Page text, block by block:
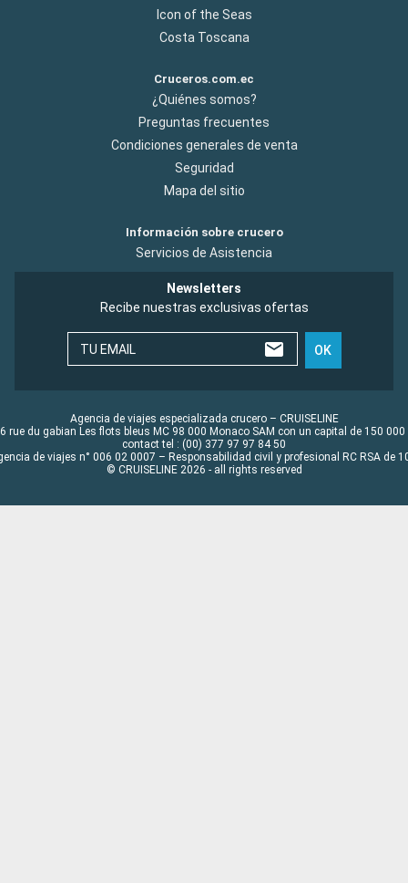
Icon of the Seas
Costa Toscana
Cruceros.com.ec
¿Quiénes somos?
Preguntas frecuentes
Condiciones generales de venta
Seguridad
Mapa del sitio
Información sobre crucero
Servicios de Asistencia
Newsletters
Recibe nuestras exclusivas ofertas
TU EMAIL OK
Agencia de viajes especializada crucero – CRUISELINE
rue du gabian Les flots bleus MC 98 000 Monaco SAM con un capital de 150 000
contact tel : (00) 377 97 97 84 50
de viajes n° 006 02 0007 – Responsabilidad civil y profesional RC RSA de
© CRUISELINE 2026 - all rights reserved